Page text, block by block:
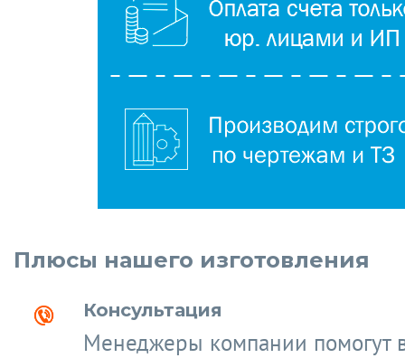
Плюсы нашего изготовления
Консультация
Менеджеры компании помогут